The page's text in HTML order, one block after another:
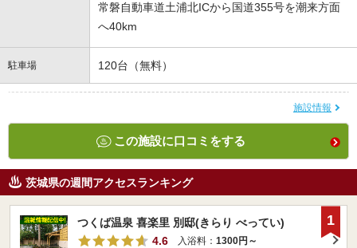
常磐自動車道土浦北ICから国道355号を潮来方面
へ40km
駐車場 120台（無料）
施設情報
この施設に口コミをする
茨城県の週間アクセスランキング
つくば温泉 喜楽里 別邸(きらり べってい)
4.6
入浴料： 1300円～
1